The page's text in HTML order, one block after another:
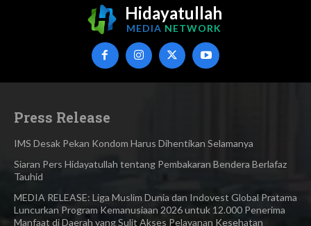
Hidayatullah
MEDIA NETWORK
Press Release
IMS Desak Pekan Kondom Harus Dihentikan Selamanya
Siaran Pers Hidayatullah tentang Pembakaran Bendera Berlafaz
Tauhid
MEDIA RELEASE: Liga Muslim Dunia dan Indovest Global Pratama
Luncurkan Program Kemanusiaan 2026 untuk 12.000 Penerima
Manfaat di Daerah yang Sulit Akses Pelayanan Kesehatan